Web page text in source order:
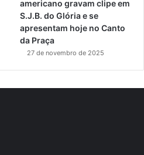
americano gravam clipe em
S.J.B. do Glória e se
apresentam hoje no Canto
da Praça
27 de novembro de 2025